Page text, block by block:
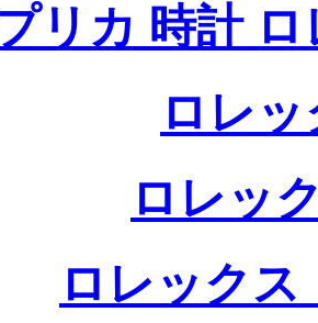
リカ 時計
ロレ
ロレッ
ロレックス